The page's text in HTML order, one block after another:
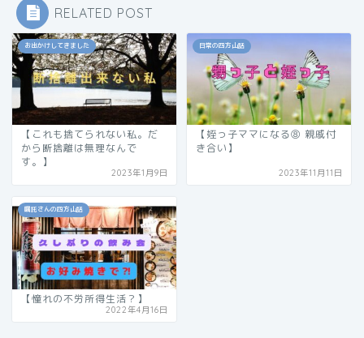
RELATED POST
お出かけしてきました
【これも捨てられない私。だ
から断捨離は無理なんで
す。】
2023年1月9日
日常の四方山話
【姪っ子ママになる⑧ 親戚付
き合い】
2023年11月11日
嘱託さんの四方山話
【憧れの不労所得生活？】
2022年4月16日